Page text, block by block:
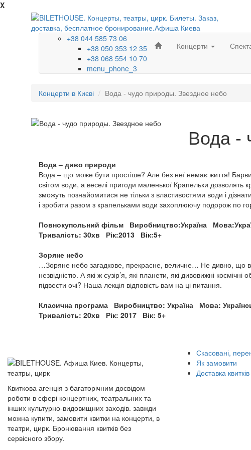
X
+38 044 585 73 06
+38 050 353 12 35
+38 068 554 10 70
menu_phone_3
Концерти
Концерти в Києві Вода - чудо природы. Звездное небо
Вода -
Вода – диво природи
Вода – що може бути простіше? Але без неї немає життя!
світом води, а веселі пригоди маленької Крапельки дозволять
зможуть познайомитися не тільки з властивостями води і
і зробити разом з крапельками води захоплюючу подорож по
Повнокупольний фільм Виробництво:Україна
Тривалість: 30хв
Рік:2013 Вік:5+
Зоряне небо
…Зоряне небо загадкове, прекрасне, величне… Не дивно, що
незвідністю. А які ж сузір’я, які планети, які дивовижні
підвести очі? Наша лекція відповість вам на ці питання.
Класична програма Виробництво: Україна Мова:
Тривалість: 20хв
Рік: 2017 Вік: 5+
Квиткова агенція з багаторічним досвідом
роботи в сфері концертних, театральних та
інших культурно-видовищних заходів. завжди
можна купити, замовити квитки на концерти, в
театри, цирк. Бронювання квитків без
сервісного збору.
Скасовані,
Як замовити
Доставка квитків